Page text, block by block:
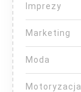
Imprezy
Marketing
Moda
Motoryzacja